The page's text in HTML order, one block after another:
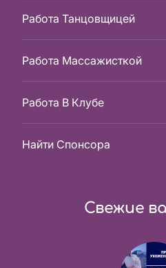
Работа Танцовщицей
Работа Массажисткой
Работа В Клубе
Найти Спонсора
Свежие